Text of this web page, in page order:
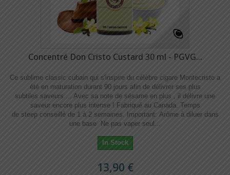
Concentré Don Cristo Custard 30 ml - PGVG...
Ce sublime classic cubain qui s'inspire du célèbre cigare Montecristo a
été en maturation durant 90 jours afin de délivrer ses plus
subtiles saveurs ... Avec sa note de sésame en plus , il délivre une
saveur encore plus intense ! Fabriqué au Canada. Temps
de steep conseillé de 1 à 2 semaines. Important: Arôme à diluer dans
une base Ne pas vaper seul...
In Stock
13,90 €